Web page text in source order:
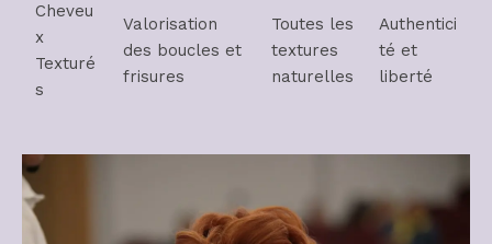
Cheveu
x
Texturé
s
Valorisation
des boucles et
frisures
Toutes les
textures
naturelles
Authentici
té et
liberté